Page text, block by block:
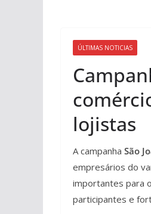
ÚLTIMAS NOTICIAS
lojistas
A campanha São
empresários do
importantes para
participantes e